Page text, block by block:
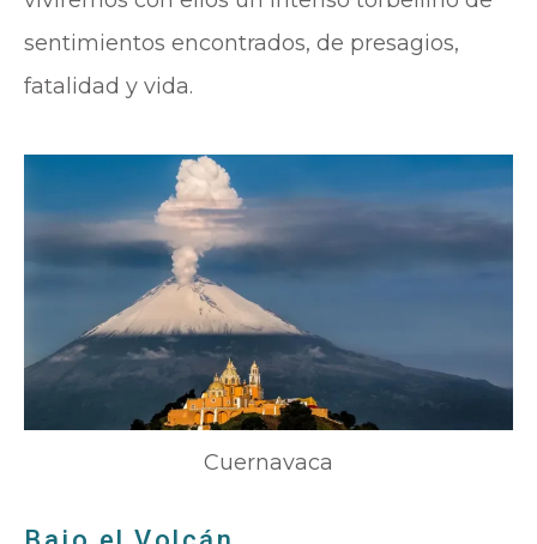
sentimientos encontrados, de presagios,
fatalidad y vida.
Cuernavaca